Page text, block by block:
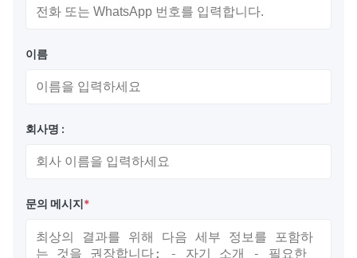
이름
회사명 :
문의 메시지*